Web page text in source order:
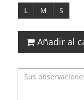
L M S
Añadir al